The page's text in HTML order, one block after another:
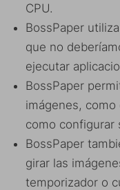
CPU.
BossPaper
que no
ejecutar
BossPaper
imágenes,
como configurar
BossPaper
girar las
temporizador o